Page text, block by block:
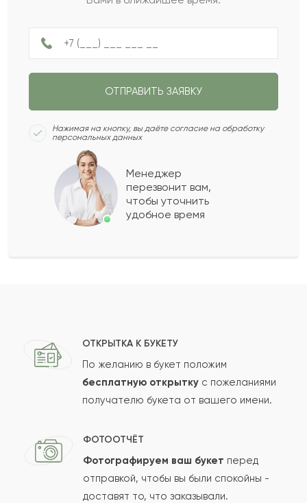
СЛЕДУЮЩИЙ ВОПРОС
НАЗАД
ОТПРАВИТЬ ЗАЯВКУ
Нажимая на кнопку, вы даёте согласие на обработку
персональных данных
Менеджер
перезвонит вам,
чтобы уточнить
удобное время
ОТКРЫТКА К БУКЕТУ
По желанию в букет положим
бесплатную открытку с пожеланиями
получателю букета от вашего имени.
ФОТООТЧЁТ
Фотографируем ваш букет перед
отправкой, чтобы вы были спокойны -
доставят то, что заказывали.